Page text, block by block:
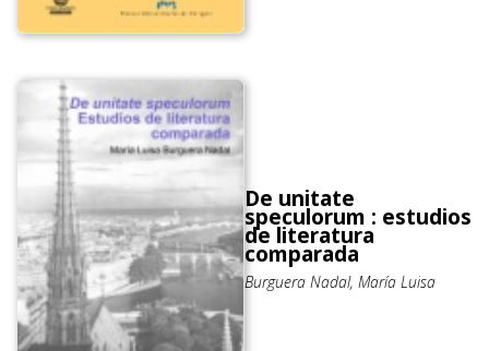
De unitate
speculorum : estudios
de literatura
comparada
Burguera Nadal, María Luisa